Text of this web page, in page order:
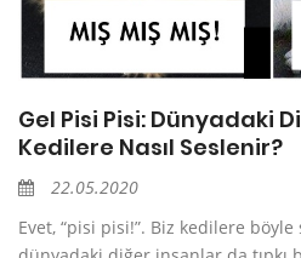
Gel Pisi Pisi: Dünyadaki
Kedilere Nasıl Seslenir?
22.05.2020
Evet, “pisi pisi!”. Biz kedilere